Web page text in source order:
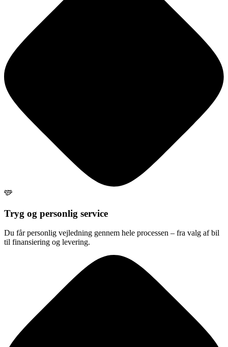
Tryg og personlig service
Du får personlig vejledning gennem hele processen – fra valg af bil
til finansiering og levering.